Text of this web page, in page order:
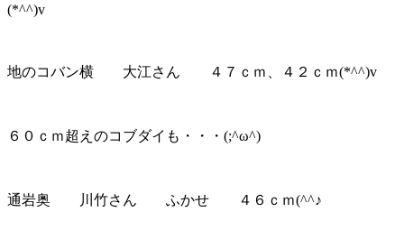
(*^^)v
地のコバン横 大江さん ４７ｃｍ、４２ｃｍ(*^^)v
６０ｃｍ超えのコブダイも・・・(;^ω^)
通岩奥 川竹さん ふかせ ４６ｃｍ(^^♪